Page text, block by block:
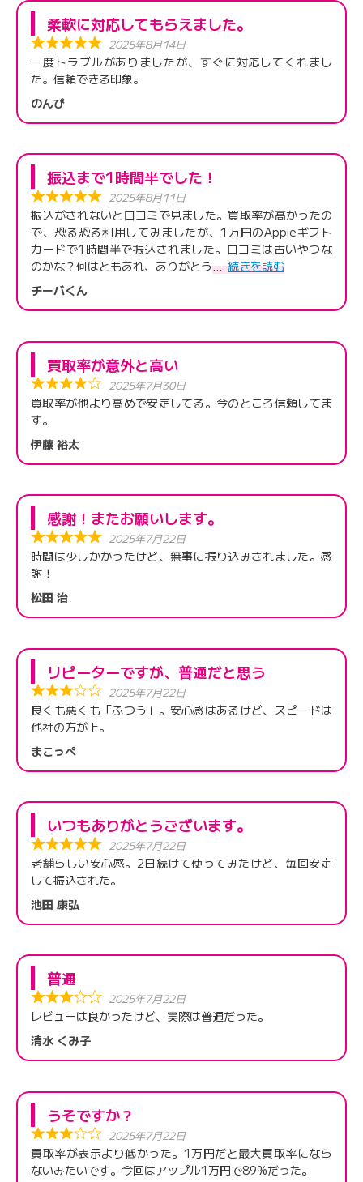
柔軟に対応してもらえました。
2025年8月14日
一度トラブルがありましたが、すぐに対応してくれまし
た。信頼できる印象。
のんぴ
振込まで1時間半でした！
2025年8月11日
振込がされないと口コミで見ました。買取率が高かったの
で、恐る恐る利用してみましたが、1万円のAppleギフト
カードで1時間半で振込されました。口コミは古いやつな
のかな？何はともあれ、ありがとう
続きを読む
チーバくん
買取率が意外と高い
2025年7月30日
買取率が他より高めで安定してる。今のところ信頼してま
す。
伊藤 裕太
感謝！またお願いします。
2025年7月22日
時間は少しかかったけど、無事に振り込みされました。感
謝！
松田 治
リピーターですが、普通だと思う
2025年7月22日
良くも悪くも「ふつう」。安心感はあるけど、スピードは
他社の方が上。
まこっぺ
いつもありがとうございます。
2025年7月22日
老舗らしい安心感。2日続けて使ってみたけど、毎回安定
して振込された。
池田 康弘
普通
2025年7月22日
レビューは良かったけど、実際は普通だった。
清水 くみ子
うそですか？
2025年7月22日
買取率が表示より低かった。1万円だと最大買取率になら
ないみたいです。今回はアップル1万円で89%だった。